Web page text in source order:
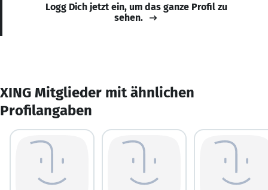
Logg Dich jetzt ein, um das ganze Profil zu
sehen.
XING Mitglieder mit ähnlichen
Profilangaben